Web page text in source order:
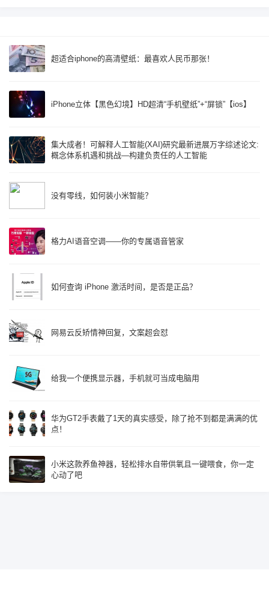
超适合iphone的高清壁纸：最喜欢人民币那张！
iPhone立体【黑色幻境】HD超清“手机壁纸”+“屏锁”【ios】
集大成者！可解释人工智能(XAI)研究最新进展万字综述论文:
概念体系机遇和挑战—构建负责任的人工智能
没有零线，如何装小米智能？
格力AI语音空调——你的专属语音管家
如何查询 iPhone 激活时间，是否是正品？
网易云反矫情神回复，文案超会怼
给我一个便携显示器，手机就可当成电脑用
华为GT2手表戴了1天的真实感受，除了抢不到都是满满的优
点！
小米这款养鱼神器，轻松排水自带供氧且一键喂食，你一定
心动了吧